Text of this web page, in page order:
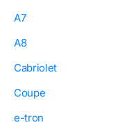
A7
A8
Cabriolet
Coupe
e-tron